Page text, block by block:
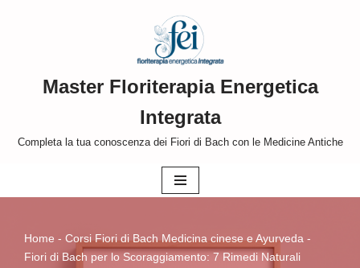
contenutoMaster Floriterapia Energetica
Integrata
Completa la tua conoscenza dei Fiori di Bach con le Medicine Antiche
Home - Corsi Fiori di Bach Medicina cinese e Ayurveda -
Fiori di Bach per lo Scoraggiamento: 7 Rimedi Naturali